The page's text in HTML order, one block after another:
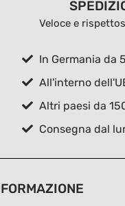
Veloce e
In Germania da
All'interno
Altri paesi da
Consegna dal